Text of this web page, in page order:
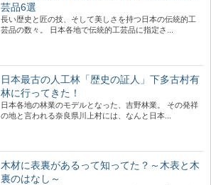
芸品6選
長い歴史と匠の技、そして美しさを持つ日本の伝統的工
芸品の数々。 日本各地で伝統的工芸品に指定さ...
日本最古の人工林「歴史の証人」下多古村有
林に行ってきた！
日本各地の林業のモデルとなった、吉野林業。 その発祥
の地と言われる奈良県川上村には、なんと日本...
木材に表裏があるって知ってた？～木表と木
裏のはなし～